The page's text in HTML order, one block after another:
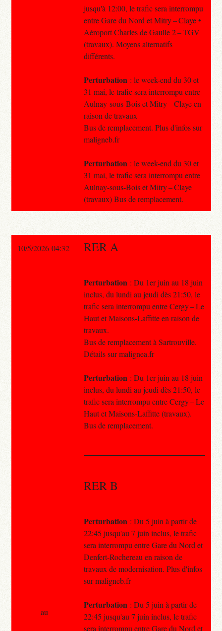
jusqu'à 12:00, le trafic sera interrompu
entre Gare du Nord et Mitry – Claye •
Aéroport Charles de Gaulle 2 – TGV
(travaux). Moyens alternatifs
différents.
Perturbation : le week-end du 30 et
31 mai, le trafic sera interrompu entre
Aulnay-sous-Bois et Mitry – Claye en
raison de travaux
Bus de remplacement. Plus d'infos sur
maligneb.fr
Perturbation : le week-end du 30 et
31 mai, le trafic sera interrompu entre
Aulnay-sous-Bois et Mitry – Claye
(travaux) Bus de remplacement.
10/5/2026 04:32 RER A
Perturbation : Du 1er juin au 18 juin
inclus, du lundi au jeudi dès 21:50, le
trafic sera interrompu entre Cergy – Le
Haut et Maisons-Laffitte en raison de
travaux.
Bus de remplacement à Sartrouville.
Détails sur malignea.fr
Perturbation : Du 1er juin au 18 juin
inclus, du lundi au jeudi dès 21:50, le
trafic sera interrompu entre Cergy – Le
Haut et Maisons-Laffitte (travaux).
Bus de remplacement.
RER B
Perturbation : Du 5 juin à partir de
22:45 jusqu'au 7 juin inclus, le trafic
sera interrompu entre Gare du Nord et
Denfert-Rochereau en raison de
travaux de modernisation. Plus d'infos
sur maligneb.fr
Perturbation : Du 5 juin à partir de
22:45 jusqu'au 7 juin inclus, le trafic
sera interrompu entre Gare du Nord et
au